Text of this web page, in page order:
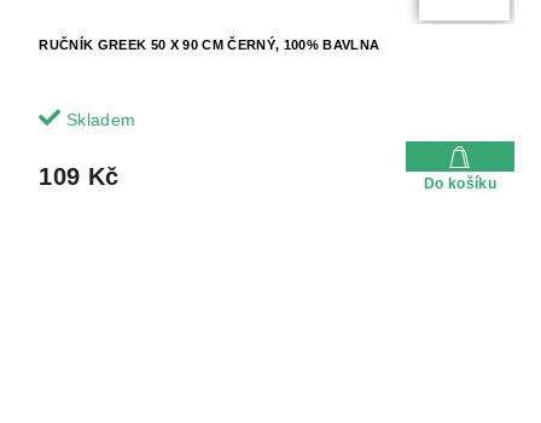
RUČNÍK GREEK 50 X 90 CM ČERNÝ, 100% BAVLNA
Skladem
109 Kč Do košíku